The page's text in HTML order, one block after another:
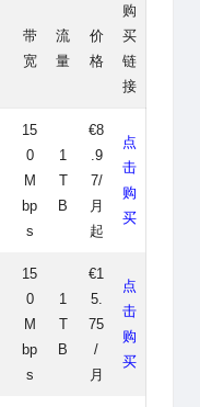
带
宽
流
量
价
格
购
买
链
接
15
0
M
bp
s
1
T
B
€8
.9
7/
月
起
点
击
购
买
15
0
M
bp
s
1
T
B
€1
5.
75
/
月
点
击
购
买